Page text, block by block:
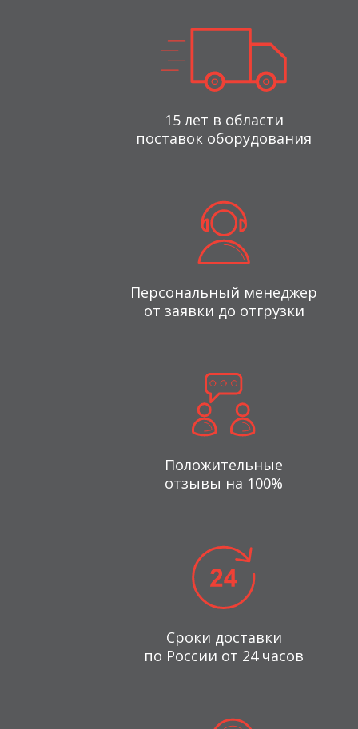
15 лет в области
поставок оборудования
Персональный менеджер
от заявки до отгрузки
Положительные
отзывы на 100%
Сроки доставки
по России от 24 часов